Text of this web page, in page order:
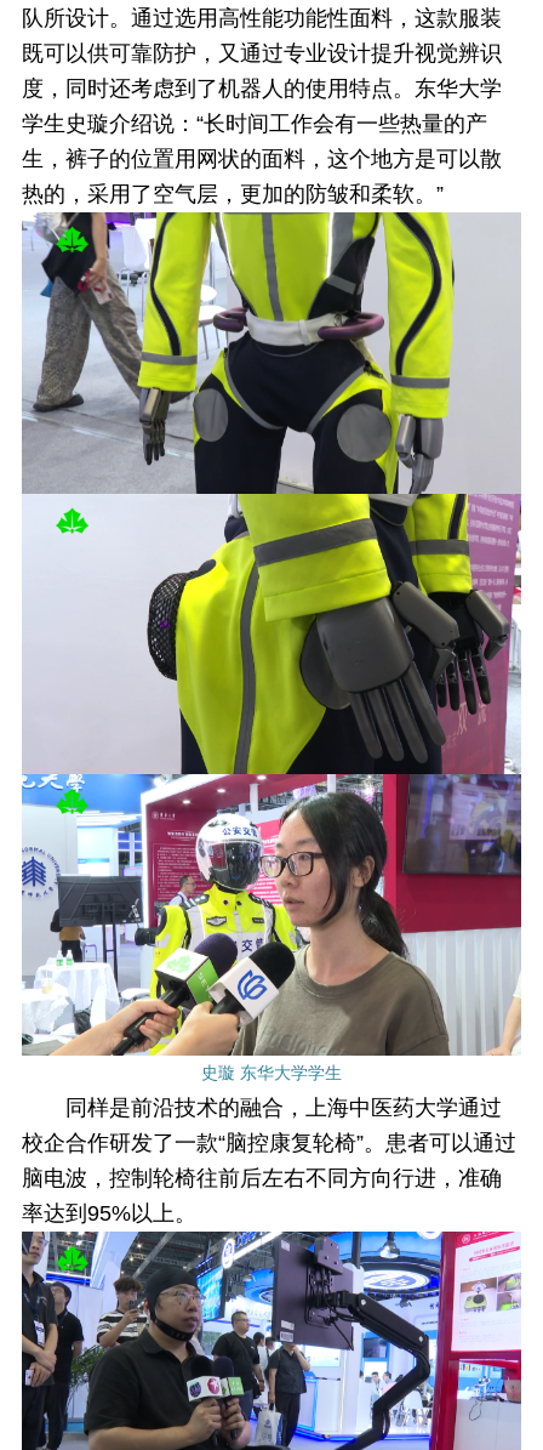
队所设计。通过选用高性能功能性面料，这款服装
既可以供可靠防护，又通过专业设计提升视觉辨识
度，同时还考虑到了机器人的使用特点。东华大学
学生史璇介绍说：“长时间工作会有一些热量的产
生，裤子的位置用网状的面料，这个地方是可以散
热的，采用了空气层，更加的防皱和柔软。”
史璇 东华大学学生
同样是前沿技术的融合，上海中医药大学通过
校企合作研发了一款“脑控康复轮椅”。患者可以通过
脑电波，控制轮椅往前后左右不同方向行进，准确
率达到95%以上。